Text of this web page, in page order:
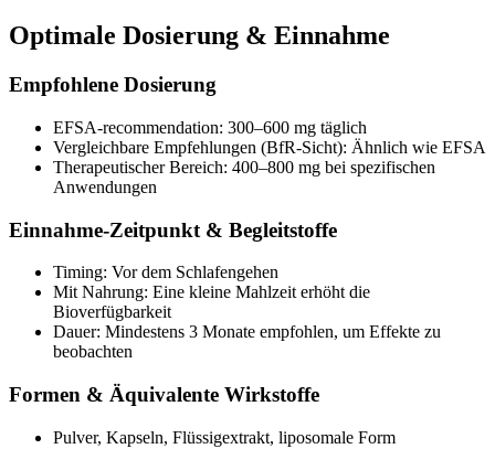
Optimale Dosierung & Einnahme
Empfohlene Dosierung
EFSA-recommendation: 300–600 mg täglich
Vergleichbare Empfehlungen (BfR-Sicht): Ähnlich wie EFSA
Therapeutischer Bereich: 400–800 mg bei spezifischen
Anwendungen
Einnahme-Zeitpunkt & Begleitstoffe
Timing: Vor dem Schlafengehen
Mit Nahrung: Eine kleine Mahlzeit erhöht die
Bioverfügbarkeit
Dauer: Mindestens 3 Monate empfohlen, um Effekte zu
beobachten
Formen & Äquivalente Wirkstoffe
Pulver, Kapseln, Flüssigextrakt, liposomale Form